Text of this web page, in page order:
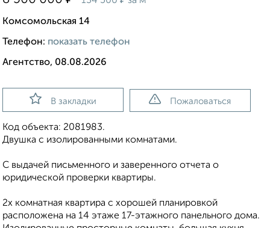
Комсомольская 14
Телефон: показать телефон
Агентство, 08.08.2026
В закладки Пожаловаться
Код объекта: 2081983.
Двушка с изолированными комнатами.
С выдачей письменного и заверенного отчета о
юридической проверки квартиры.
2х комнатная квартира с хорошей планировкой
расположена на 14 этаже 17-этажного панельного дома.